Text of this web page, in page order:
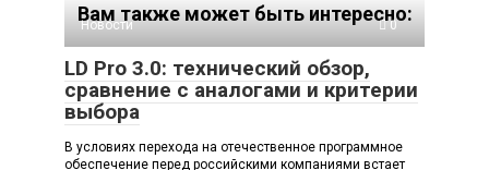
Вам также может быть интересно:
Новости 0
LD Pro 3.0: технический обзор,
сравнение с аналогами и критерии
выбора
В условиях перехода на отечественное программное
обеспечение перед российскими компаниями встает